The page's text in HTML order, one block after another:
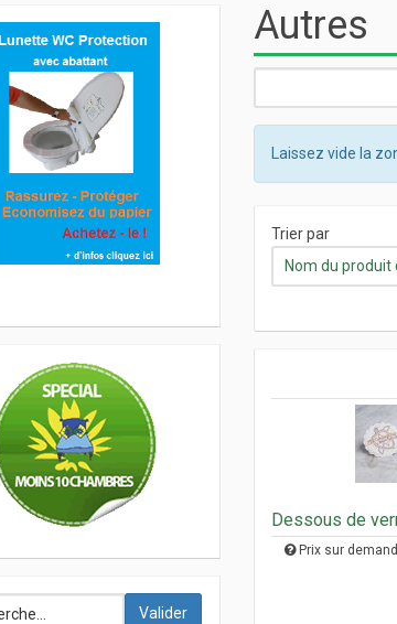
Autres
Laissez vide la
Trier par
Nom du produit
Dessous de
Prix sur
Valider